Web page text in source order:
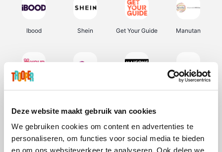
Deze website maakt gebruik van cookies
We gebruiken cookies om content en advertenties te
personaliseren, om functies voor social media te bieden
en om ons websiteverkeer te analyseren. Ook delen we
Ibood Shein Get Your Guide Manutan